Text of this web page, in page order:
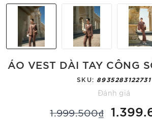
ÁO VEST DÀI TAY CÔNG
SKU: 8935283122731
Đánh giá
1.999.500₫